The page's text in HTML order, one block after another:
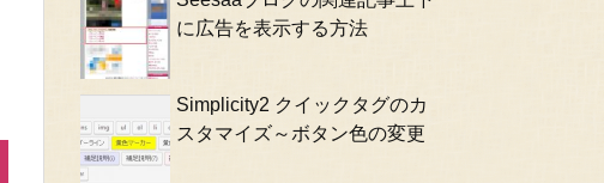
に広告を表示する方法
Simplicity2 クイックタグのカ
スタマイズ～ボタン色の変更